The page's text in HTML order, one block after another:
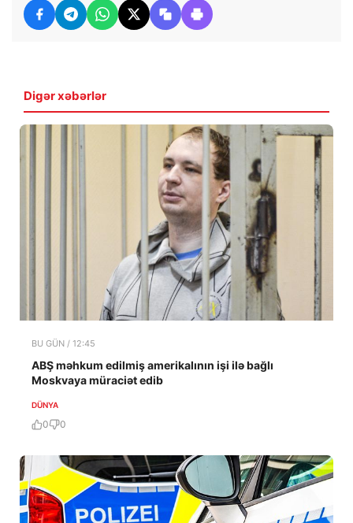
Digər xəbərlər
BU GÜN / 12:45
ABŞ məhkum edilmiş amerikalının işi ilə bağlı
Moskvaya müraciət edib
DÜNYA
0 0